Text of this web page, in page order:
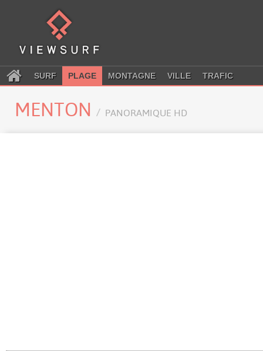
SURF PLAGE MONTAGNE VILLE TRAFIC
MENTON PANORAMIQUE HD